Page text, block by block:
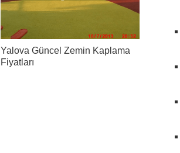
Yalova Güncel Zemin Kaplama
Fiyatları